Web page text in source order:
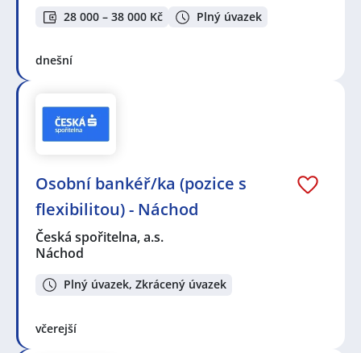
28 000 – 38 000 Kč Plný úvazek
dnešní
Osobní bankéř/ka (pozice s
flexibilitou) - Náchod
Česká spořitelna, a.s.
Náchod
Plný úvazek, Zkrácený úvazek
včerejší